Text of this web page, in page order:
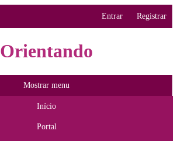
Entrar Registrar
Orientando
Mostrar menu
Início
Portal